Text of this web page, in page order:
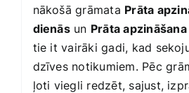
nākošā grāmata Prāta
dienāsun Prāta
tie it vairāki gadi, kad
dzīves notikumiem. Pēc
ļoti viegli redzēt, sajust,